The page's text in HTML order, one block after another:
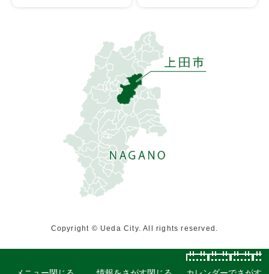
Copyright © Ueda City. All rights reserved.